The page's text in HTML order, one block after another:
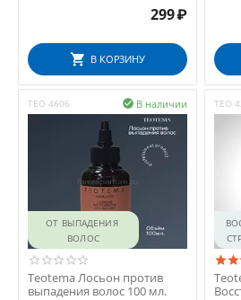
299₽
В КОРЗИНУ
TEO 4606 В наличии

ОТ ВЫПАДЕНИЯ
ВОЛОС
Teotema Лосьон против
выпадения волос 100 мл.
TEO